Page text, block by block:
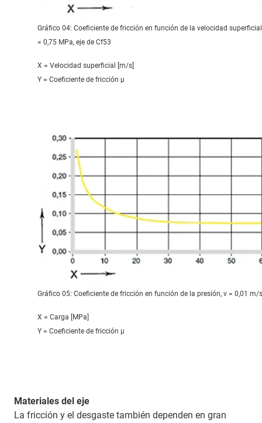
Gráfico 04: Coeficiente de fricción en función de la velocidad
= 0,75 MPa, eje de Cf53
X = Velocidad superficial [m/s]
Y = Coeficiente de fricción μ
Gráfico 05: Coeficiente de fricción en función de la presión, v = 0,01 m/s
X = Carga [MPa]
Y = Coeficiente de fricción μ
Materiales del eje
La fricción y el desgaste también dependen en gran